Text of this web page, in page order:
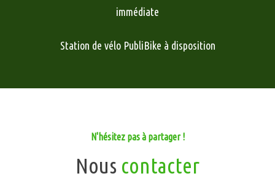
immédiate
Station de vélo PubliBike à disposition
N'hésitez pas à partager !
Nous contacter